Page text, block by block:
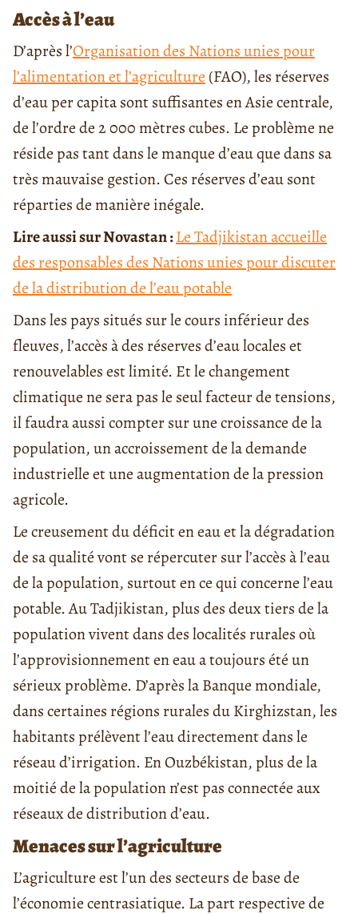
Accès à l’eau
D’après l’Organisation des Nations unies pour
l’alimentation et l’agriculture (FAO), les réserves
d’eau per capita sont suffisantes en Asie centrale,
de l’ordre de 2 000 mètres cubes. Le problème ne
réside pas tant dans le manque d’eau que dans sa
très mauvaise gestion. Ces réserves d’eau sont
réparties de manière inégale.
Lire aussi sur Novastan :Le Tadjikistan accueille
des responsables des Nations unies pour discuter
de la distribution de l’eau potable
Dans les pays situés sur le cours inférieur des
fleuves, l’accès à des réserves d’eau locales et
renouvelables est limité. Et le changement
climatique ne sera pas le seul facteur de tensions,
il faudra aussi compter sur une croissance de la
population, un accroissement de la demande
industrielle et une augmentation de la pression
agricole.
Le creusement du déficit en eau et la dégradation
de sa qualité vont se répercuter sur l’accès à l’eau
de la population, surtout en ce qui concerne l’eau
potable. Au Tadjikistan, plus des deux tiers de la
population vivent dans des localités rurales où
l’approvisionnement en eau a toujours été un
sérieux problème. D’après la Banque mondiale,
dans certaines régions rurales du Kirghizstan, les
habitants prélèvent l’eau directement dans le
réseau d’irrigation. En Ouzbékistan, plus de la
moitié de la population n’est pas connectée aux
réseaux de distribution d’eau.
Menaces sur l’agriculture
L’agriculture est l’un des secteurs de base de
l’économie centrasiatique. La part respective de